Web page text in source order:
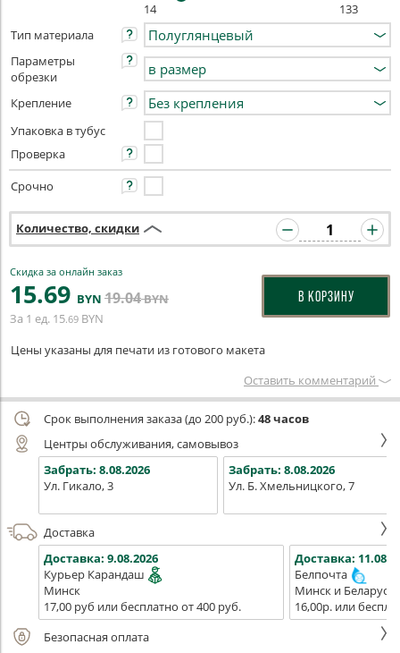
14
133
Тип материала
Параметры
обрезки
Крепление
Упаковка в тубус
Проверка
Срочно
Количество, скидки
Скидка за онлайн заказ
15.69 BYN 19.04BYN
За 1 ед. 15.69 BYN
В КОРЗИНУ
Цены указаны для печати из готового макета
Оставить комментарий
Срок выполнения заказа (до 200 руб.):48 часов
Центры обслуживания, самовывоз
Забрать: 8.08.2026
Ул. Гикало, 3
Забрать: 8.08.2026
Ул. Б. Хмельницкого, 7
Доставка
Доставка: 9.08.2026
Курьер Карандаш
Минск
17,00 руб или бесплатно от 400 руб.
Доставка:
Белпочта
Минск и Беларусь
16,00р. или
Безопасная оплата